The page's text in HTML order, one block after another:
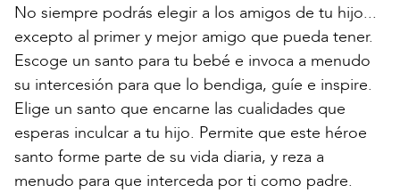
No siempre podrás elegir a los amigos de tu hijo...
excepto al primer y mejor amigo que pueda tener.
Escoge un santo para tu bebé e invoca a menudo
su intercesión para que lo bendiga, guíe e inspire.
Elige un santo que encarne las cualidades que
esperas inculcar a tu hijo. Permite que este héroe
santo forme parte de su vida diaria, y reza a
menudo para que interceda por ti como padre.